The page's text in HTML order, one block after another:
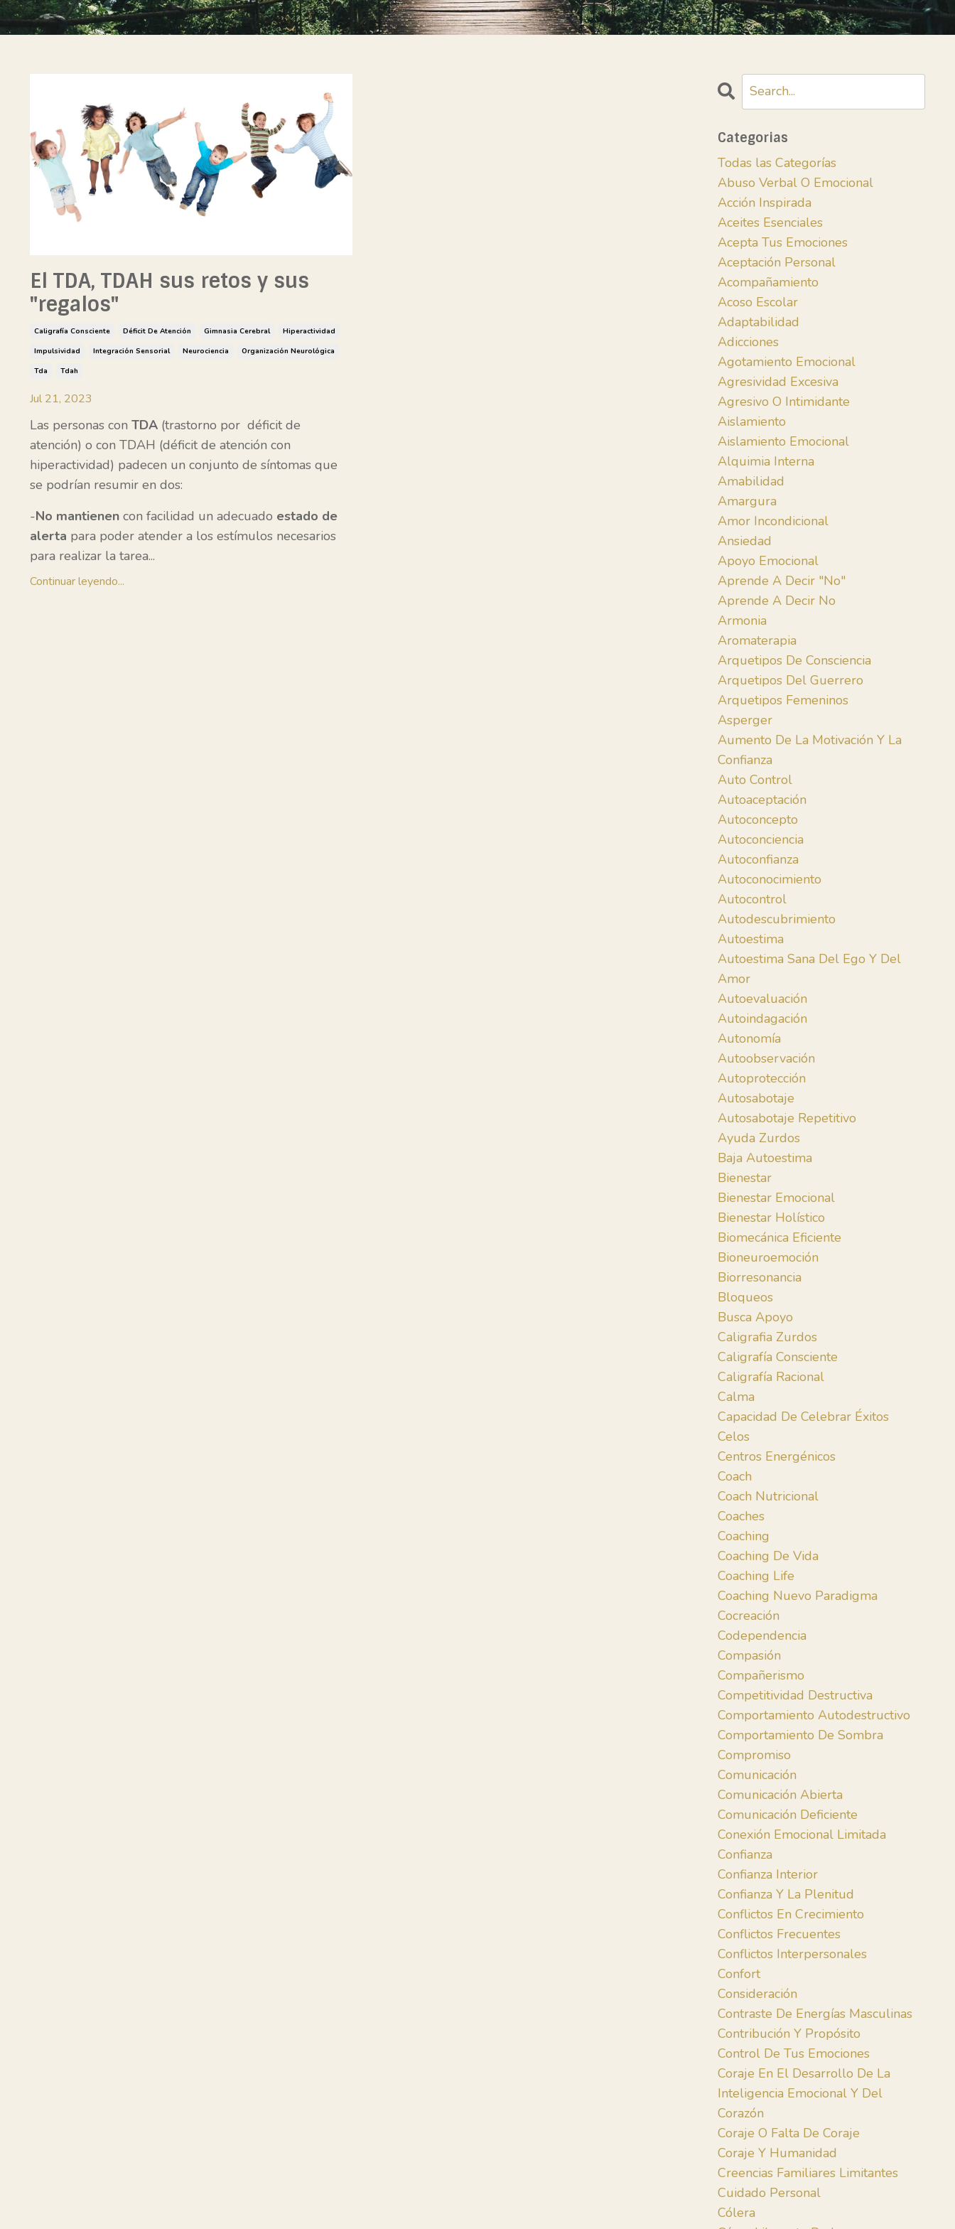
El TDA, TDAH sus retos y sus
"regalos"
Caligrafía Consciente Déficit De Atención Gimnasia Cerebral
Hiperactividad
Impulsividad
Integración Sensorial Neurociencia
Organización Neurológica
Tda
Tdah
Jul 21, 2023
Las personas con TDA (trastorno por déficit de
atención) o con TDAH (déficit de atención con
hiperactividad) padecen un conjunto de síntomas que
se podrían resumir en dos:
-No mantienen con facilidad un adecuado estado de
alerta para poder atender a los estímulos necesarios
para realizar la tarea...
Continuar leyendo...
Categorias
Todas las Categorías
Abuso Verbal O Emocional
Acción Inspirada
Aceites Esenciales
Acepta Tus Emociones
Aceptación Personal
Acompañamiento
Acoso Escolar
Adaptabilidad
Adicciones
Agotamiento Emocional
Agresividad Excesiva
Agresivo O Intimidante
Aislamiento
Aislamiento Emocional
Alquimia Interna
Amabilidad
Amargura
Amor Incondicional
Ansiedad
Apoyo Emocional
Aprende A Decir "no"
Aprende A Decir No
Armonia
Aromaterapia
Arquetipos De Consciencia
Arquetipos Del Guerrero
Arquetipos Femeninos
Asperger
Aumento De La Motivación Y La
Confianza
Auto Control
Autoaceptación
Autoconcepto
Autoconciencia
Autoconfianza
Autoconocimiento
Autocontrol
Autodescubrimiento
Autoestima
Autoestima Sana Del Ego Y Del
Amor
Autoevaluación
Autoindagación
Autonomía
Autoobservación
Autoprotección
Autosabotaje
Autosabotaje Repetitivo
Ayuda Zurdos
Baja Autoestima
Bienestar
Bienestar Emocional
Bienestar Holístico
Biomecánica Eficiente
Bioneuroemoción
Biorresonancia
Bloqueos
Busca Apoyo
Caligrafia Zurdos
Caligrafía Consciente
Caligrafía Racional
Calma
Capacidad De Celebrar Éxitos
Celos
Centros Energénicos
Coach
Coach Nutricional
Coaches
Coaching
Coaching De Vida
Coaching Life
Coaching Nuevo Paradigma
Cocreación
Codependencia
Compasión
Compañerismo
Competitividad Destructiva
Comportamiento Autodestructivo
Comportamiento De Sombra
Compromiso
Comunicación
Comunicación Abierta
Comunicación Deficiente
Conexión Emocional Limitada
Confianza
Confianza Interior
Confianza Y La Plenitud
Conflictos En Crecimiento
Conflictos Frecuentes
Conflictos Interpersonales
Confort
Consideración
Contraste De Energías Masculinas
Contribución Y Propósito
Control De Tus Emociones
Coraje En El Desarrollo De La
Inteligencia Emocional Y Del
Corazón
Coraje O Falta De Coraje
Coraje Y Humanidad
Creencias Familiares Limitantes
Cuidado Personal
Cólera